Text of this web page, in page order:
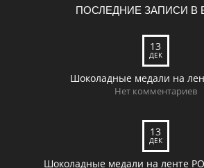
ПОСЛЕДНИЕ ЗАПИСИ В
13
ДЕК
Шоколадные медали на
Нет комментариев
13
ДЕК
Шоколадные медали на ленте